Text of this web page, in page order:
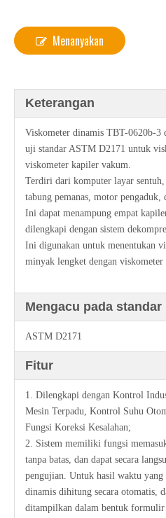
Menanyakan
Keterangan
Viskometer dinamis TBT-0620b-3
uji standar ASTM D2171 untuk
viskometer kapiler vakum.
Terdiri dari komputer layar sentuh,
tabung pemanas, motor pengaduk,
Ini dapat menampung empat
dilengkapi dengan sistem
Ini digunakan untuk menentukan
minyak lengket dengan
Mengacu pada standar
ASTM D2171
Fitur
1. Dilengkapi dengan Kontrol
Mesin Terpadu, Kontrol Suhu
Fungsi Koreksi Kesalahan;
2. Sistem memiliki fungsi
tanpa batas, dan dapat secara
pengujian. Untuk hasil waktu
dinamis dihitung secara otomatis,
ditampilkan dalam bentuk formulir